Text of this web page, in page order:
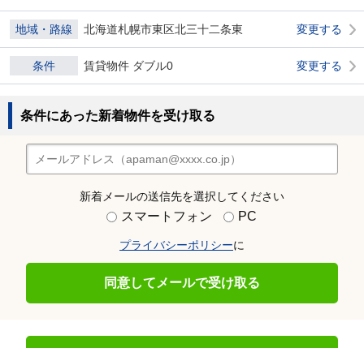
地域・路線 北海道札幌市東区北三十二条東 変更する
条件 賃貸物件 ダブル0 変更する
条件にあった新着物件を受け取る
新着メールの送信先を選択してください
スマートフォン PC
プライバシーポリシーに
同意してメールで受け取る